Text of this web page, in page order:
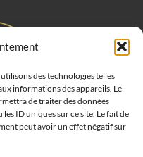
des technologies telles
informations des appareils. Le
de traiter des données
ID uniques sur ce site. Le fait de
peut avoir un effet négatif sur